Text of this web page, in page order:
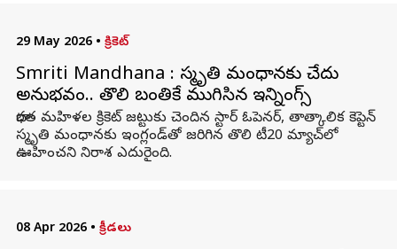
29 May 2026 • క్రికెట్
Smriti Mandhana : స్మృతి మంధానకు చేదు
అనుభవం.. తొలి బంతికే ముగిసిన ఇన్నింగ్స్
భారత మహిళల క్రికెట్ జట్టుకు చెందిన స్టార్ ఓపెనర్, తాత్కాలిక కెప్టెన్
స్మృతి మంధానకు ఇంగ్లండ్‌తో జరిగిన తొలి టీ20 మ్యాచ్‌లో
ఊహించని నిరాశ ఎదురైంది.
08 Apr 2026 • క్రీడలు